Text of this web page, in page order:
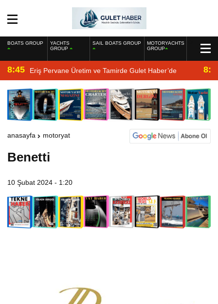
BOATS GROUP
YACHTS
GROUP
SAIL BOATS GROUP
MOTORYACHTS
GROUP
8:45 Eriş Pervane Üretim ve Tamirde Gulet Haber’de
anasayfa motoryat
Benetti
10 Şubat 2024 - 1:20